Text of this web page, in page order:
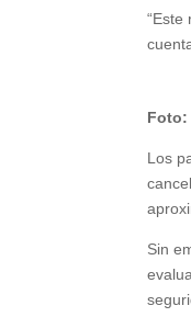
“Este
Foto:
Los
Sin